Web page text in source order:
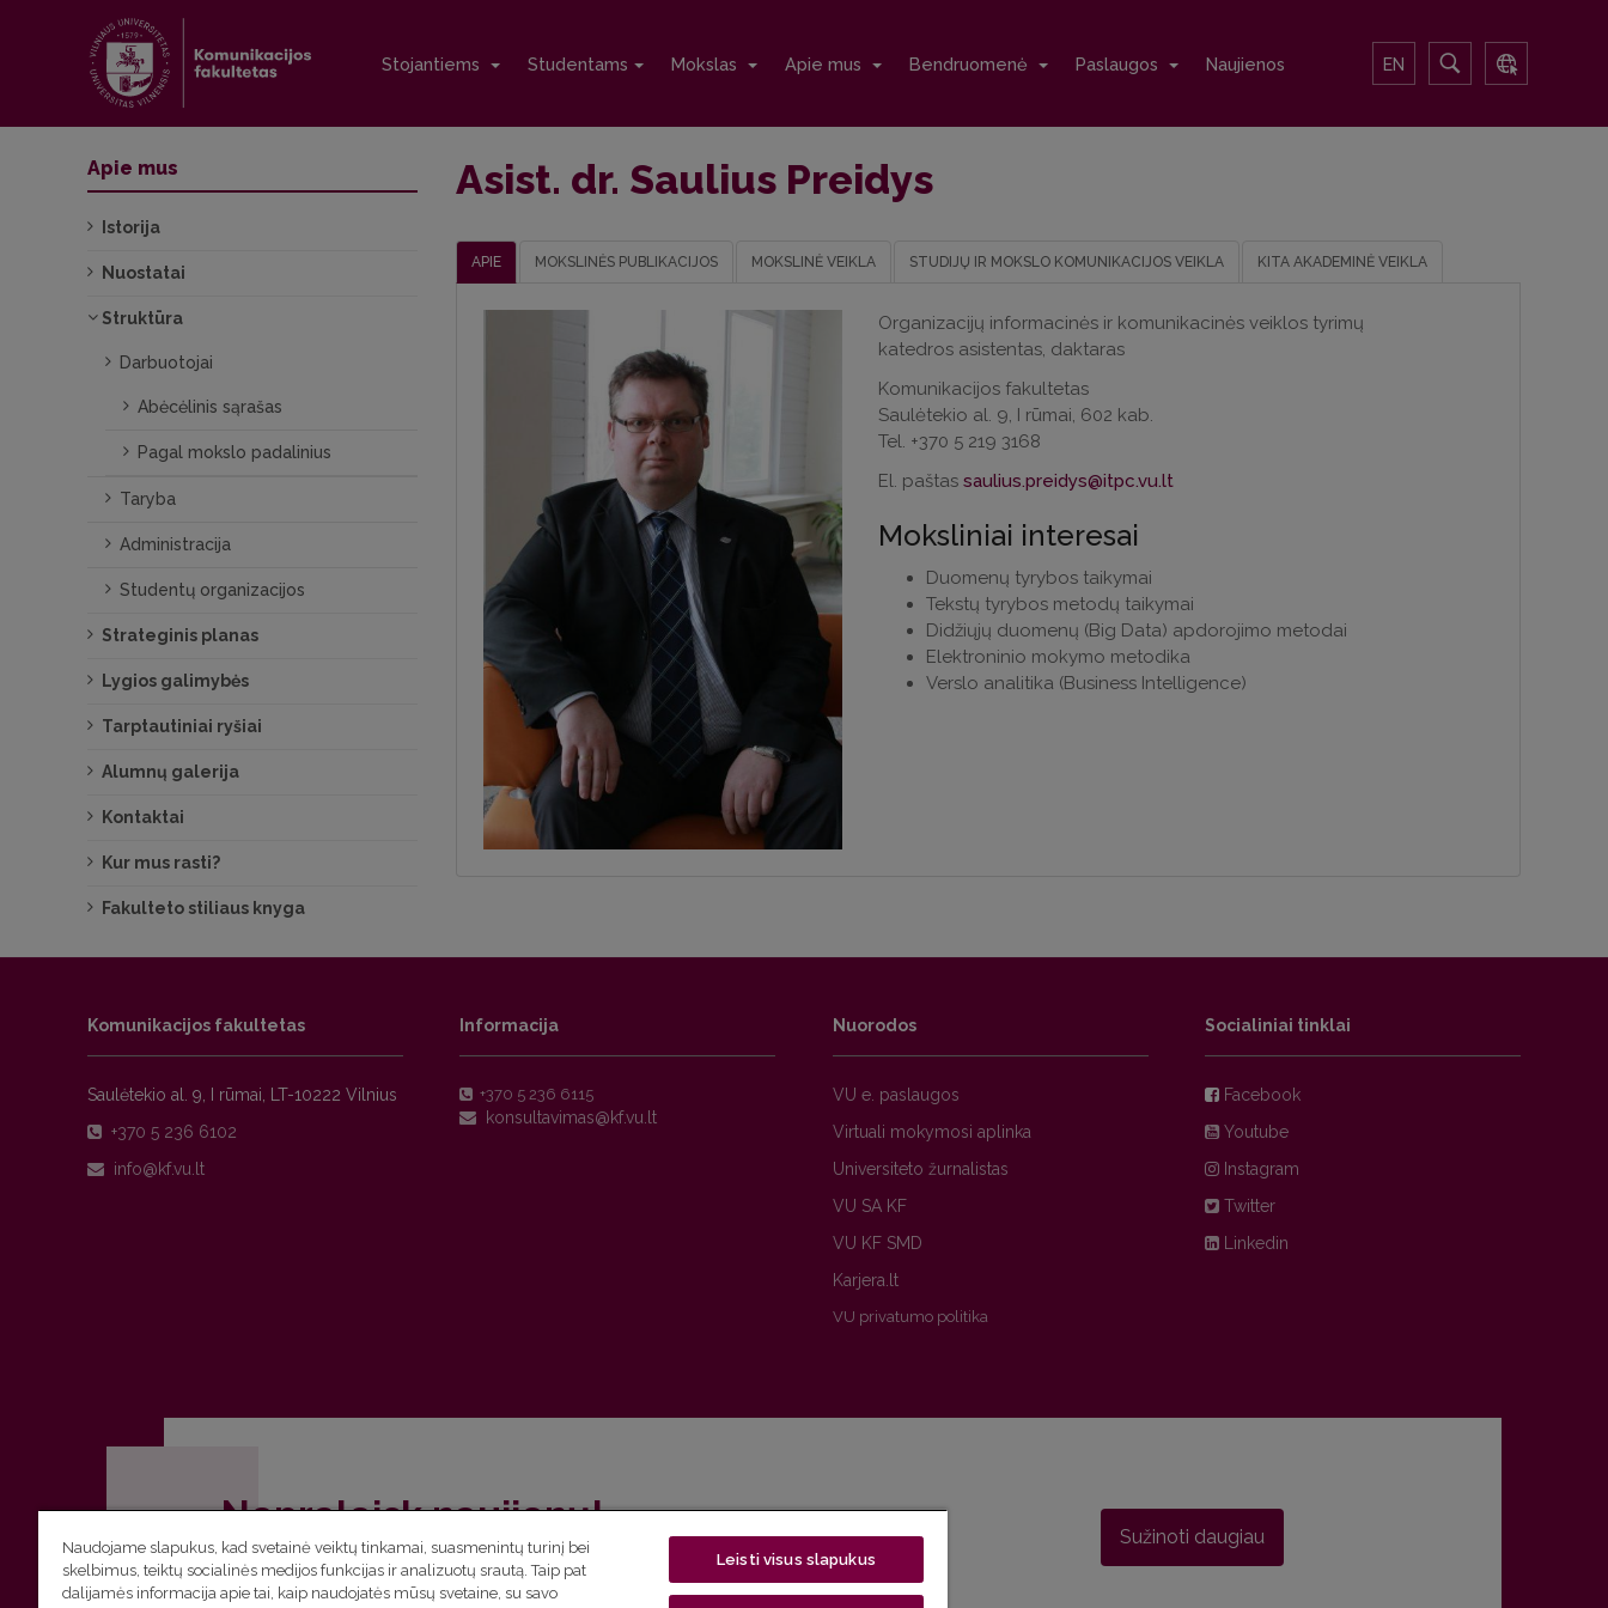
Stojantiems Studentams Mokslas Apie mus Bendruomenė Paslaugos Naujienos EN
Asist. dr. Saulius Preidys
APIE MOKSLINĖS PUBLIKACIJOS MOKSLINĖ VEIKLA STUDIJŲ IR MOKSLO KOMUNIKACIJOS VEIKLA KITA AKADEMINĖ VEIKLA
Organizacijų informacinės ir komunikacinės veiklos tyrimų
katedros asistentas, daktaras
Komunikacijos fakultetas
Saulėtekio al. 9, I rūmai, 602 kab.
Tel. +370 5 219 3168
El. paštas saulius.preidys@itpc.vu.lt
Moksliniai interesai
Duomenų tyrybos taikymai
Tekstų tyrybos metodų taikymai
Didžiųjų duomenų (Big Data) apdorojimo metodai
Elektroninio mokymo metodika
Verslo analitika (Business Intelligence)
Apie mus
Istorija
Nuostatai
Struktūra
Darbuotojai
Abėcėlinis sąrašas
Pagal mokslo padalinius
Taryba
Administracija
Studentų organizacijos
Strateginis planas
Lygios galimybės
Tarptautiniai ryšiai
Alumnų galerija
Kontaktai
Kur mus rasti?
Fakulteto stiliaus knyga
Komunikacijos fakultetas
Saulėtekio al. 9, I rūmai, LT-10222 Vilnius
+370 5 236 6102
Informacija
+370 5 236 6115
Nuorodos
VU e. paslaugos
Virtuali mokymosi aplinka
Universiteto žurnalistas
VU SA KF
VU KF SMD
Karjera.lt
VU privatumo politika
Socialiniai tinklai
Facebook
Youtube
Instagram
Twitter
Linkedin
Nepraleisk naujienų!
Užsiprenumeruok Komunikacijos fakulteto naujienlaiškį ir sužinok aktualijas pirmas!
Sužinoti daugiau
Naudojame slapukus, kad svetainė veiktų tinkamai, suasmenintų turinį bei
skelbimus, teiktų socialinės medijos funkcijas ir analizuotų srautą. Taip pat
dalijamės informacija apie tai, kaip naudojatės mūsų svetaine, su savo
Leisti visus slapukus